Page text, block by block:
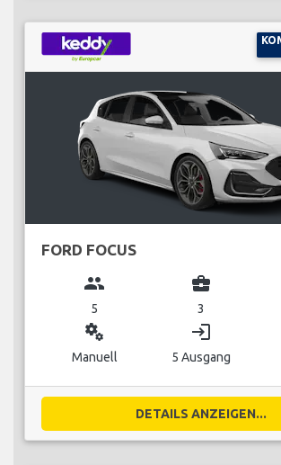
FORD FOCUS
group
5
business_center
3
miscellaneous_services
Manuell
login
5 Ausgang
DETAILS ANZEIGEN...